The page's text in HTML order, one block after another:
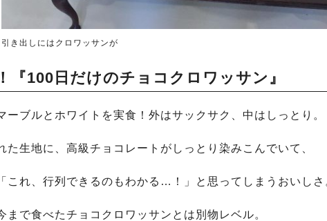
引き出しにはクロワッサンが
『100日だけのチョコクロワッサン』
ーブルとホワイトを実食！外はサックサク、中はしっとり。
た生地に、高級チョコレートがしっとり染みこんでいて、
これ、行列できるのもわかる…！」と思ってしまうおいしさ
まで食べたチョコクロワッサンとは別物レベル。